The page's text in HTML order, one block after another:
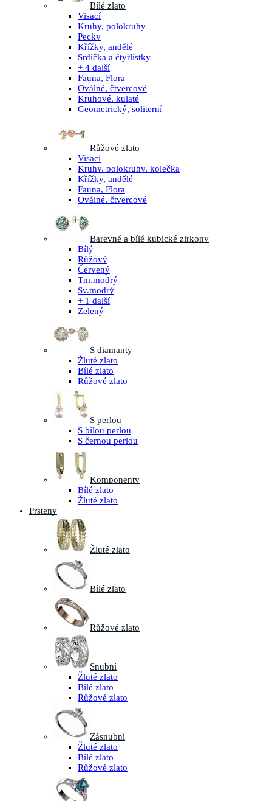
Bílé zlato
Visací
Kruhy, polokruhy
Pecky
Křížky, andělé
Srdíčka a čtyřlístky
+ 4 další
Fauna, Flora
Oválné, čtvercové
Kruhové, kulaté
Geometrický, soliterní
Růžové zlato
Visací
Kruhy, polokruhy, kolečka
Křížky, andělé
Fauna, Flora
Oválné, čtvercové
Barevné a bílé kubické zirkony
Bílý
Růžový
Červený
Tm.modrý
Sv.modrý
+ 1 další
Zelený
S diamanty
Žluté zlato
Bílé zlato
Růžové zlato
S perlou
S bílou perlou
S černou perlou
Komponenty
Bílé zlato
Žluté zlato
Prsteny
Žluté zlato
Bílé zlato
Růžové zlato
Snubní
Žluté zlato
Bílé zlato
Růžové zlato
Zásnubní
Žluté zlato
Bílé zlato
Růžové zlato